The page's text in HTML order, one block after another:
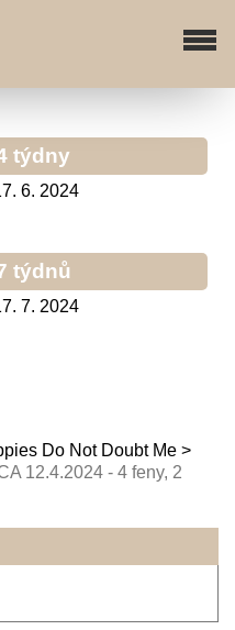
týdny
6. 2024
týdnů
7. 2024
Do Not Doubt Me
12.4.2024 - 4 feny, 2